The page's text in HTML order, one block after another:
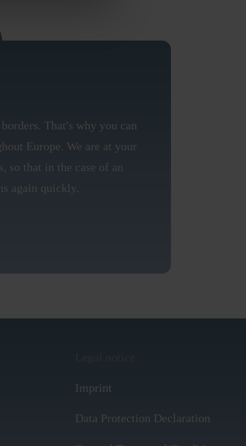
That's why you can
Europe. We are at your
so that in the case of an
again quickly.
Imprint
Data Protection Declaration